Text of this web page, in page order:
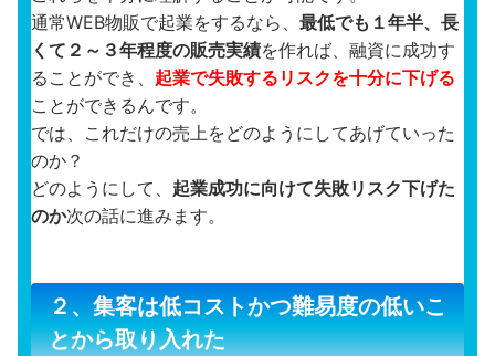
通常WEB物販で起業をするなら、 最低でも１年半、長
くて２～３年程度の販売実績を作れば、融資に成功す
ることができ、 起業で失敗するリスクを十分に下げる
ことができるんです。
では、これだけの売上をどのようにしてあげていった
のか？
どのようにして、 起業成功に向けて失敗リスク下げた
のか次の話に進みます。
２、集客は低コストかつ難易度の低いこ
とから取り入れた